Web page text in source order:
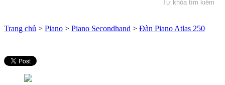
Trang chủ > Piano > Piano Secondhand > Đàn Piano Atlas 250